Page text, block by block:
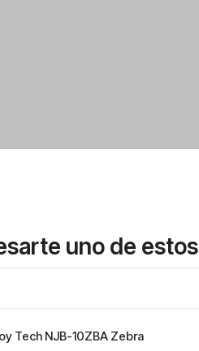
uno de estos
Tech NJB-10ZBA Zebra